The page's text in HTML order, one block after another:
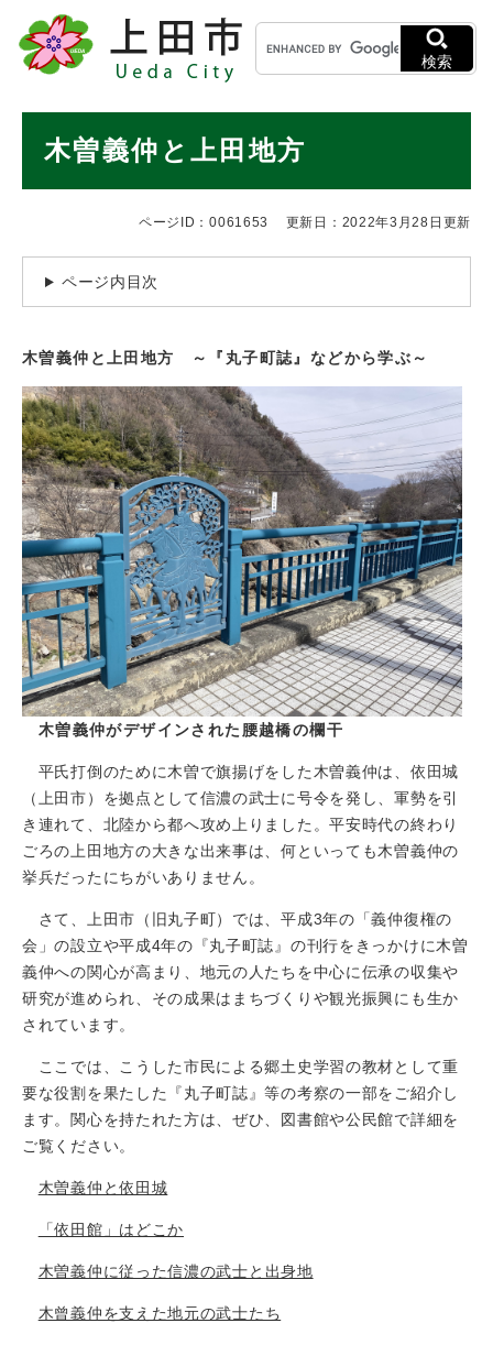
メニューを飛ばして本文へ
キ
ー
ワ
検
検索
木曽義仲と上田地方
ページID：0061653 更新日：2022年3月28日更新
ページ内目次
木曽義仲と上田地方 ～ 『丸子町誌』などから学ぶ～
木曽義仲がデザインされた腰越橋の欄干
平氏打倒のために木曽で旗揚げをした木曽義仲は、依田城
（上田市）を拠点として信濃の武士に号令を発し、軍勢を引
き連れて、北陸から都へ攻め上りました。平安時代の終わり
ごろの上田地方の大きな出来事は、何といっても木曽義仲の
挙兵だったにちがいありません。
さて、上田市（旧丸子町）では、平成3年の「義仲復権の
会」の設立や平成4年の『丸子町誌』の刊行をきっかけに木曽
義仲への関心が高まり、地元の人たちを中心に伝承の収集や
研究が進められ、その成果はまちづくりや観光振興にも生か
されています。
ここでは、こうした市民による郷土史学習の教材として重
要な役割を果たした『丸子町誌』等の考察の一部をご紹介し
ます。関心を持たれた方は、ぜひ、図書館や公民館で詳細を
ご覧ください。
木曽義仲と依田城
「依田館」はどこか
木曽義仲に従った信濃の武士と出身地
木曾義仲を支えた地元の武士たち